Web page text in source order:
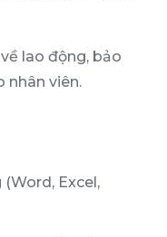
lao động, bảo
nhân viên.
Excel,